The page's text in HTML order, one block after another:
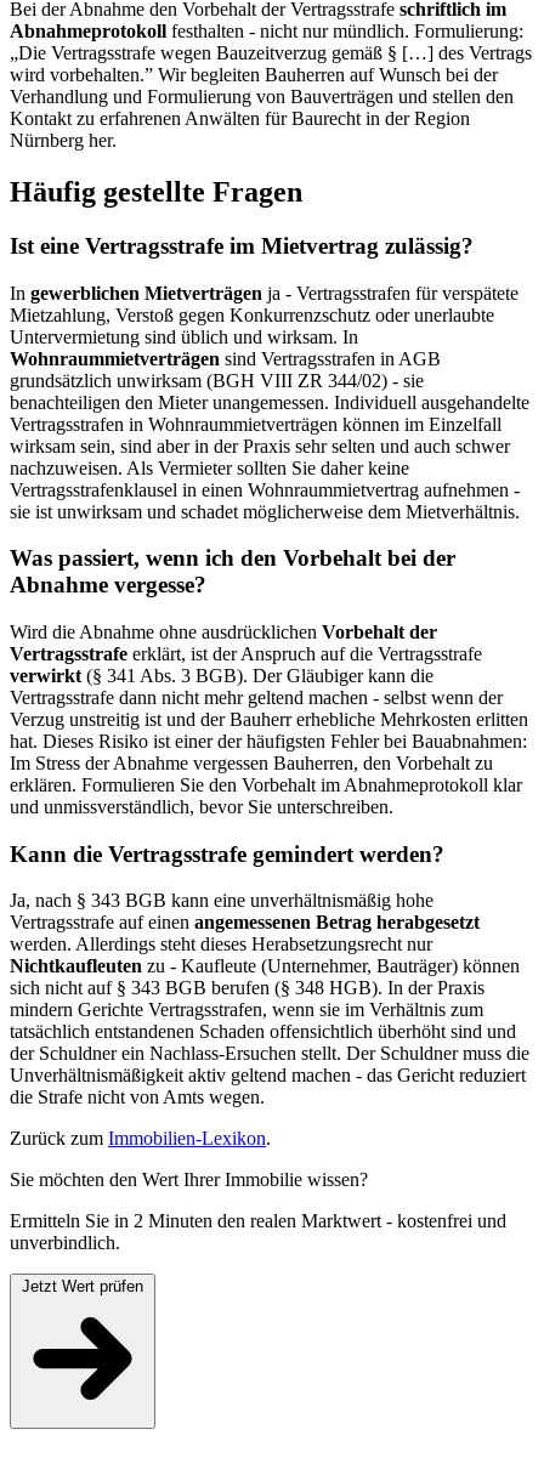
Bei der Abnahme den Vorbehalt der Vertragsstrafe schriftlich im
Abnahmeprotokoll festhalten - nicht nur mündlich. Formulierung:
„Die Vertragsstrafe wegen Bauzeitverzug gemäß § […] des Vertrags
wird vorbehalten.” Wir begleiten Bauherren auf Wunsch bei der
Verhandlung und Formulierung von Bauverträgen und stellen den
Kontakt zu erfahrenen Anwälten für Baurecht in der Region
Nürnberg her.
Häufig gestellte Fragen
Ist eine Vertragsstrafe im Mietvertrag zulässig?
In gewerblichen Mietverträgen ja - Vertragsstrafen für verspätete
Mietzahlung, Verstoß gegen Konkurrenzschutz oder unerlaubte
Untervermietung sind üblich und wirksam. In
Wohnraummietverträgen sind Vertragsstrafen in AGB
grundsätzlich unwirksam (BGH VIII ZR 344/02) - sie
benachteiligen den Mieter unangemessen. Individuell ausgehandelte
Vertragsstrafen in Wohnraummietverträgen können im Einzelfall
wirksam sein, sind aber in der Praxis sehr selten und auch schwer
nachzuweisen. Als Vermieter sollten Sie daher keine
Vertragsstrafenklausel in einen Wohnraummietvertrag aufnehmen -
sie ist unwirksam und schadet möglicherweise dem Mietverhältnis.
Was passiert, wenn ich den Vorbehalt bei der
Abnahme vergesse?
Wird die Abnahme ohne ausdrücklichen Vorbehalt der
Vertragsstrafe erklärt, ist der Anspruch auf die Vertragsstrafe
verwirkt (§ 341 Abs. 3 BGB). Der Gläubiger kann die
Vertragsstrafe dann nicht mehr geltend machen - selbst wenn der
Verzug unstreitig ist und der Bauherr erhebliche Mehrkosten erlitten
hat. Dieses Risiko ist einer der häufigsten Fehler bei Bauabnahmen:
Im Stress der Abnahme vergessen Bauherren, den Vorbehalt zu
erklären. Formulieren Sie den Vorbehalt im Abnahmeprotokoll klar
und unmissverständlich, bevor Sie unterschreiben.
Kann die Vertragsstrafe gemindert werden?
Ja, nach § 343 BGB kann eine unverhältnismäßig hohe
Vertragsstrafe auf einen angemessenen Betrag herabgesetzt
werden. Allerdings steht dieses Herabsetzungsrecht nur
Nichtkaufleuten zu - Kaufleute (Unternehmer, Bauträger) können
sich nicht auf § 343 BGB berufen (§ 348 HGB). In der Praxis
mindern Gerichte Vertragsstrafen, wenn sie im Verhältnis zum
tatsächlich entstandenen Schaden offensichtlich überhöht sind und
der Schuldner ein Nachlass-Ersuchen stellt. Der Schuldner muss die
Unverhältnismäßigkeit aktiv geltend machen - das Gericht reduziert
die Strafe nicht von Amts wegen.
Zurück zum Immobilien-Lexikon.
Sie möchten den Wert Ihrer Immobilie wissen?
Ermitteln Sie in 2 Minuten den realen Marktwert - kostenfrei und
unverbindlich.